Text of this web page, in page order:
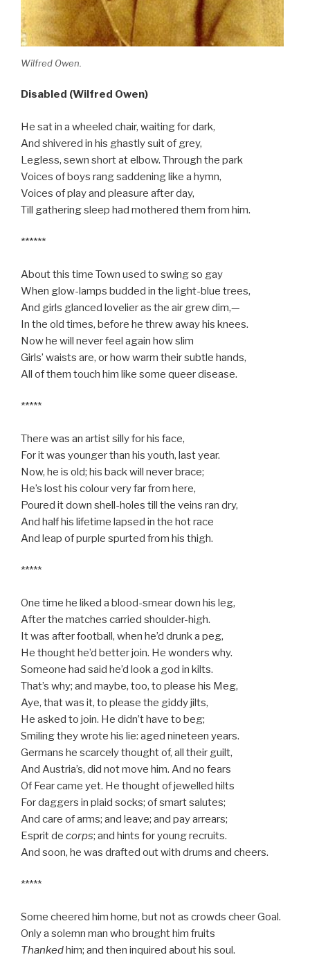
Wilfred Owen.
Disabled (Wilfred Owen)
He sat in a wheeled chair, waiting for dark,
And shivered in his ghastly suit of grey,
Legless, sewn short at elbow. Through the park
Voices of boys rang saddening like a hymn,
Voices of play and pleasure after day,
Till gathering sleep had mothered them from him.
******
About this time Town used to swing so gay
When glow-lamps budded in the light-blue trees,
And girls glanced lovelier as the air grew dim,—
In the old times, before he threw away his knees.
Now he will never feel again how slim
Girls’ waists are, or how warm their subtle hands,
All of them touch him like some queer disease.
*****
There was an artist silly for his face,
For it was younger than his youth, last year.
Now, he is old; his back will never brace;
He’s lost his colour very far from here,
Poured it down shell-holes till the veins ran dry,
And half his lifetime lapsed in the hot race
And leap of purple spurted from his thigh.
*****
One time he liked a blood-smear down his leg,
After the matches carried shoulder-high.
It was after football, when he’d drunk a peg,
He thought he’d better join. He wonders why.
Someone had said he’d look a god in kilts.
That’s why; and maybe, too, to please his Meg,
Aye, that was it, to please the giddy jilts,
He asked to join. He didn’t have to beg;
Smiling they wrote his lie: aged nineteen years.
Germans he scarcely thought of, all their guilt,
And Austria’s, did not move him. And no fears
Of Fear came yet. He thought of jewelled hilts
For daggers in plaid socks; of smart salutes;
And care of arms; and leave; and pay arrears;
Esprit de corps; and hints for young recruits.
And soon, he was drafted out with drums and cheers.
*****
Some cheered him home, but not as crowds cheer Goal.
Only a solemn man who brought him fruits
Thankedhim; and then inquired about his soul.